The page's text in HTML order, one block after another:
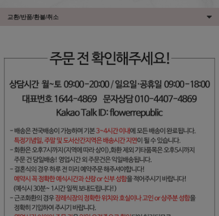
교환/반품/환불/취소